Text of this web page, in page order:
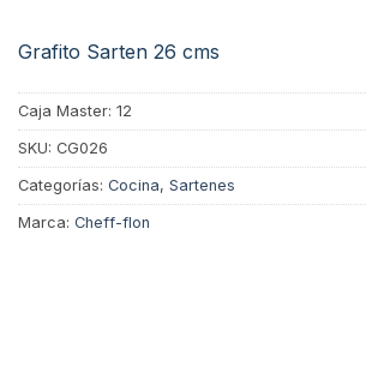
Grafito Sarten 26 cms
Caja Master: 12
SKU: CG026
Categorías: Cocina, Sartenes
Marca: Cheff-flon